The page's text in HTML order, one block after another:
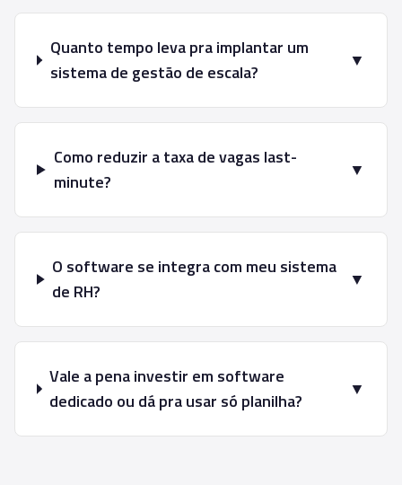
Quanto tempo leva pra implantar um
sistema de gestão de escala?
▼
Como reduzir a taxa de vagas last-
minute?
▼
O software se integra com meu sistema
de RH?
▼
Vale a pena investir em software
dedicado ou dá pra usar só planilha?
▼